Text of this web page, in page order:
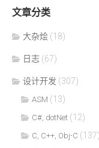
文章分类
大杂烩 (18)
日志 (67)
设计开发 (307)
ASM (13)
C#, dotNet (12)
C, C++, Obj-C (137)